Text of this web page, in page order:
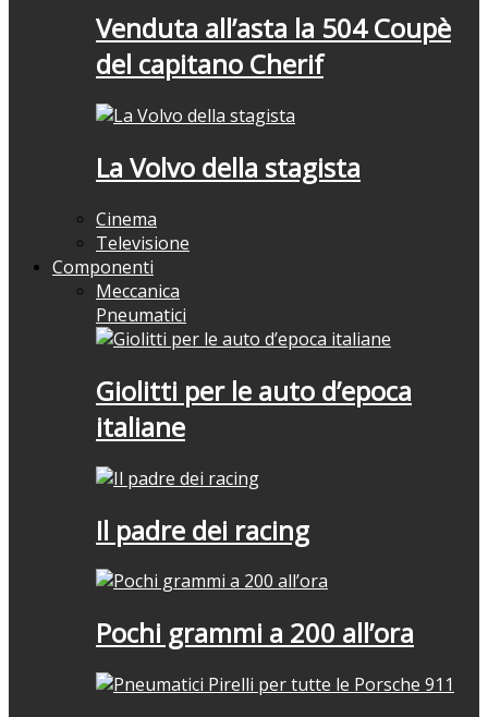
Venduta all’asta la 504 Coupè
del capitano Cherif
La Volvo della stagista
Cinema
Televisione
Componenti
Meccanica
Pneumatici
Giolitti per le auto d’epoca
italiane
Il padre dei racing
Pochi grammi a 200 all’ora